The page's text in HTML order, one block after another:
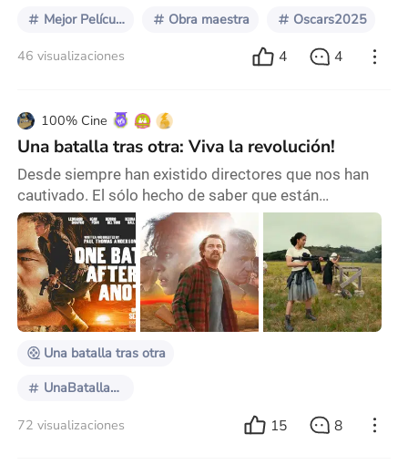
Mejor Película Obra maestra Oscars2025
46 visualizaciones 4 4
100% Cine
Una batalla tras otra: Viva la revolución!
Desde siempre han existido directores que nos han
cautivado. El sólo hecho de saber que están
vinculados en un proyecto hace que centremos
nuestra atención sobre ellos, esperando ansiosos su
estreno. Cuando a esto además se le suma que la
calidad está prácticamente garantizada es un plus
que no hace más que aumentar las expectativas. Esto
precisamente ocurre con el reciente estreno en cines
“Una b
Una batalla tras otra
UnaBatallaTrasOtra
72 visualizaciones 15 8